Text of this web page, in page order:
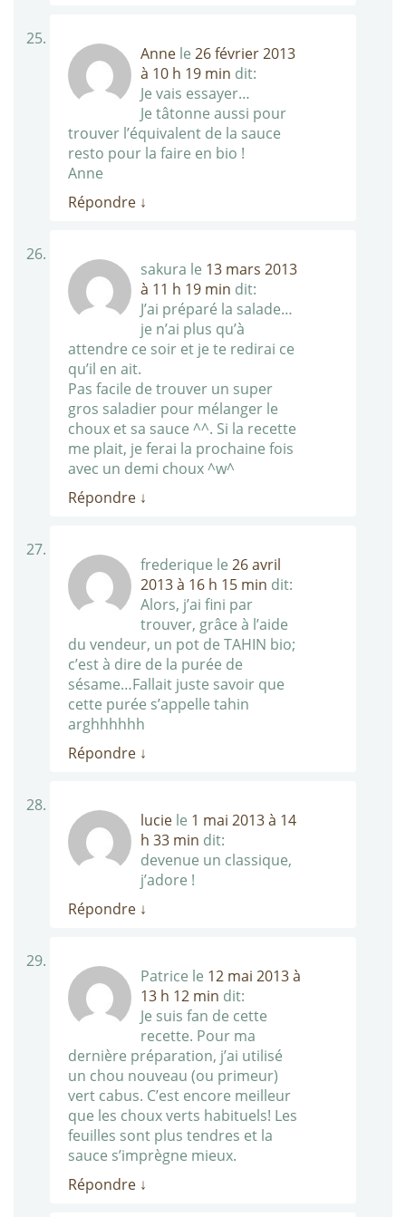
Anne le 26 février 2013
à 10 h 19 min dit:
Je vais essayer…
Je tâtonne aussi pour
trouver l’équivalent de la sauce
resto pour la faire en bio !
Anne
Répondre ↓
sakura le 13 mars 2013
à 11 h 19 min dit:
J’ai préparé la salade…
je n’ai plus qu’à
attendre ce soir et je te redirai ce
qu’il en ait.
Pas facile de trouver un super
gros saladier pour mélanger le
choux et sa sauce ^^. Si la recette
me plait, je ferai la prochaine fois
avec un demi choux ^w^
Répondre ↓
frederique le 26 avril
2013 à 16 h 15 min dit:
Alors, j’ai fini par
trouver, grâce à l’aide
du vendeur, un pot de TAHIN bio;
c’est à dire de la purée de
sésame…Fallait juste savoir que
cette purée s’appelle tahin
arghhhhhh
Répondre ↓
lucie le 1 mai 2013 à 14
h 33 min dit:
devenue un classique,
j’adore !
Répondre ↓
Patrice le 12 mai 2013 à
13 h 12 min dit:
Je suis fan de cette
recette. Pour ma
dernière préparation, j’ai utilisé
un chou nouveau (ou primeur)
vert cabus. C’est encore meilleur
que les choux verts habituels! Les
feuilles sont plus tendres et la
sauce s’imprègne mieux.
Répondre ↓